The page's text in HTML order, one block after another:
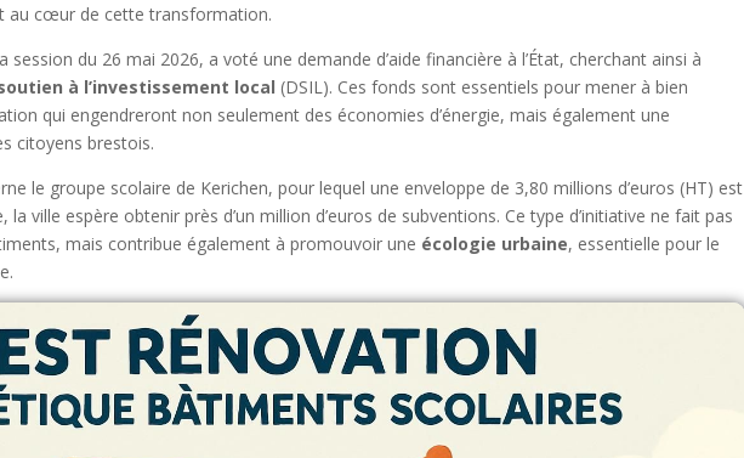
au cœur de cette transformation.
session du 26 mai 2026, a voté une demande d’aide financière à l’État, cherchant ainsi à
à l’investissement local (DSIL). Ces fonds sont essentiels pour mener à bien
qui engendreront non seulement des économies d’énergie, mais également une
citoyens brestois.
le groupe scolaire de Kerichen, pour lequel une enveloppe de 3,80 millions d’euros (HT) est
ville espère obtenir près d’un million d’euros de subventions. Ce type d’initiative ne fait pas
mais contribue également à promouvoir une écologie urbaine, essentielle pour le